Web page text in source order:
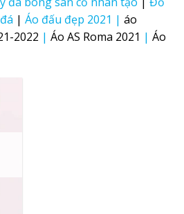
| Áo đấu đẹp 2021 | áo
2022 | Áo AS Roma 2021 | Áo